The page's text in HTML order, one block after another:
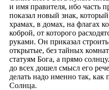
и имя правителя, ибо часть
показал новый знак,
храмах, в домах, на флагах
коброй, от которого
руками. Он приказал
открытые, без тайных
статуям Бога, а прямо
до всех дошел смысл его
делать надо именно так,
Солнца.